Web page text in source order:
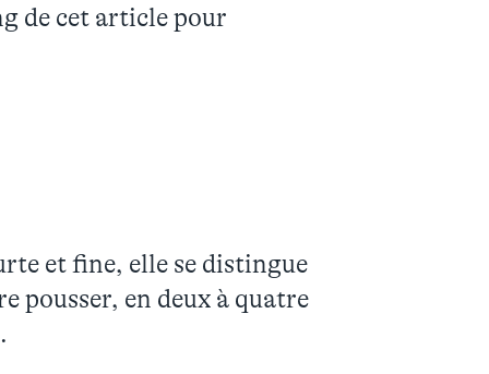
de cet article pour
et fine, elle se distingue
pousser, en deux à quatre